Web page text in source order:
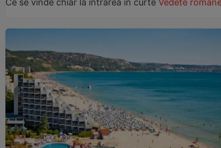
Ce se vinde chiar la intrarea în curte Vedete